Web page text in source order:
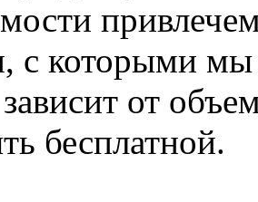
с которыми
от
бесплатной.